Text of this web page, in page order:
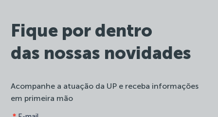
Fique por dentro
das nossas novidades
Acompanhe a atuação da UP e receba informações
em primeira mão